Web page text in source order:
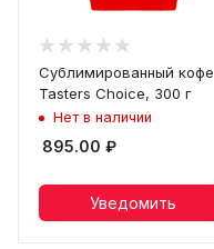
Сублимированный кофе
Tasters Choice, 300 г
Нет в наличии
895.00 ₽
Уведомить